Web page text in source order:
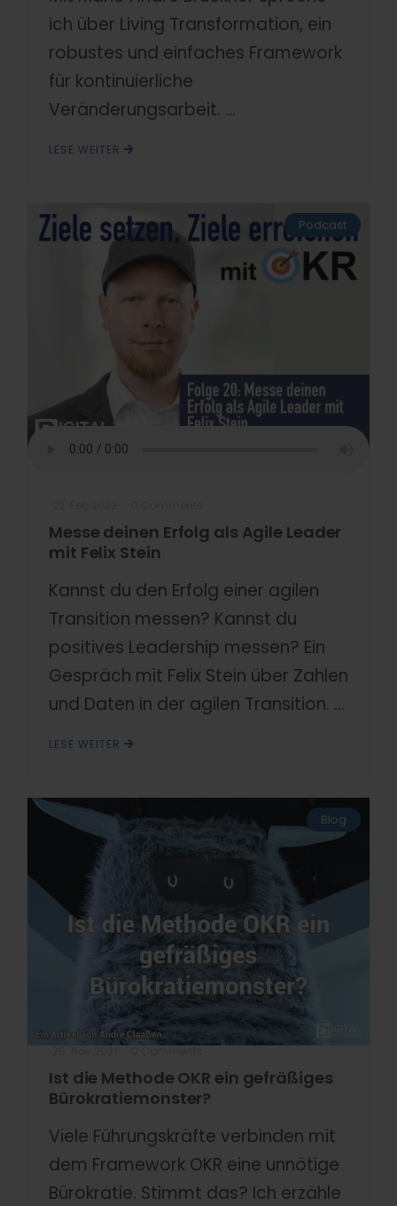
ich über Living Transformation, ein
robustes und einfaches Framework
für kontinuierliche
Veränderungsarbeit. ...
LESE WEITER
Podcast
Messe deinen Erfolg als Agile Leader
mit Felix Stein
Kannst du den Erfolg einer agilen
Transition messen? Kannst du
positives Leadership messen? Ein
Gespräch mit Felix Stein über Zahlen
und Daten in der agilen Transition. ...
LESE WEITER
Blog
Ist die Methode OKR ein gefräßiges
Bürokratiemonster?
Viele Führungskräfte verbinden mit
dem Framework OKR eine unnötige
Bürokratie. Stimmt das? Ich erzähle